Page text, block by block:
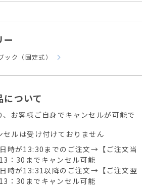
ー
ック（固定式）
ついて
お客様ご自身でキャンセルが可能で
ルは受け付けておりません
日時が13:30までのご注文→【ご注文当
：30までキャンセル可能
日時が13:31以降のご注文→【ご注文翌
：30までキャンセル可能